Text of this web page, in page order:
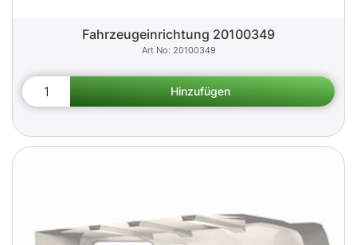
Fahrzeugeinrichtung 20100349
20100349